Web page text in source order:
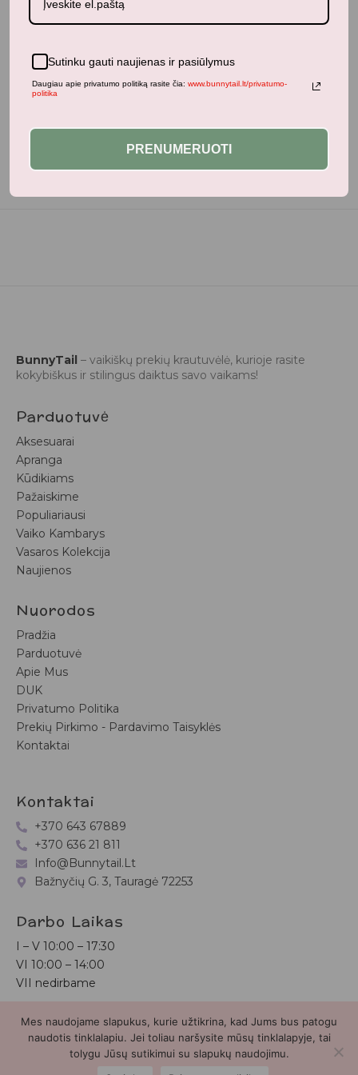
Neseniai žiūrėti produktai
BunnyTail – vaikiškų prekių krautuvėlė, kurioje rasite
kokybiškus ir stilingus daiktus savo vaikams!
Parduotuvė
Aksesuarai
Apranga
Kūdikiams
Pažaiskime
Populiariausi
Vaiko Kambarys
Vasaros Kolekcija
Naujienos
Nuorodos
Pradžia
Parduotuvė
Apie Mus
DUK
Privatumo Politika
Prekių Pirkimo - Pardavimo Taisyklės
Kontaktai
Kontaktai
+370 643 67889
+370 636 21 811
Info@bunnytail.lt
Bažnyčių G. 3, Tauragė 72253
Darbo Laikas
I – V 10:00 – 17:30
VI 10:00 – 14:00
VII nedirbame
Bunnytail.lt| Copyright 2026 | Svetainė sukurtaMyra.lt
Sutinku gauti naujienas ir pasiūlymus
Daugiau apie privatumo politiką rasite čia: www.bunnytail.lt/privatumo-
politika
PRENUMERUOTI
Mes naudojame slapukus, kurie užtikrina, kad Jums bus patogu
naudotis tinklalapiu. Jei toliau naršysite mūsų tinklalapyje, tai
tolygu Jūsų sutikimui su slapukų naudojimu.